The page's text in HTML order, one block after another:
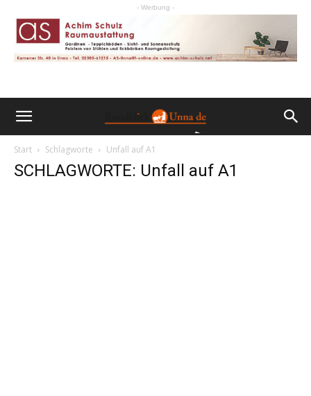
- Werbung -
Start Schlagworte Unfall auf A1
SCHLAGWORTE: Unfall auf A1